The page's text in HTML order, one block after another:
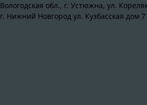
Вологодская обл., г. Устюжна, ул.
г. Нижний Новгород ул. Кузбасская дом 7